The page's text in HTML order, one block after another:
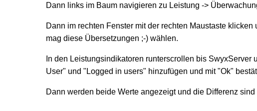
Dann links im Baum navigieren zu Leistung ->
Dann im rechten Fenster mit der rechten Maustaste
mag diese Übersetzungen ;-) wählen.
In den Leistungsindikatoren runterscrollen bis
User" und "Logged in users" hinzufügen und mit "Ok"
Dann werden beide Werte angezeigt und die Differenz